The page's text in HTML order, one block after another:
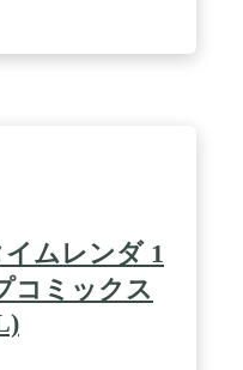
ムレンダ 1
コミックス